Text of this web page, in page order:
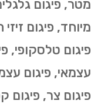
מטר, פיגום
מיוחד, פיגום
פיגום טלסקופי,
עצמאי, פיגום
פיגום צר, פיגום